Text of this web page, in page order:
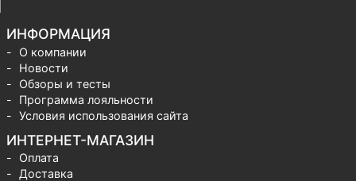
ИНФОРМАЦИЯ
О компании
Новости
Обзоры и тесты
Программа лояльности
Условия использования сайта
ИНТЕРНЕТ-МАГАЗИН
Оплата
Доставка